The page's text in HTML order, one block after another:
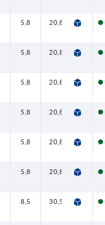
5,8 20,8
5,8 20,8
5,8 20,8
5,8 20,8
5,8 20,8
5,8 20,8
8,5 30,5